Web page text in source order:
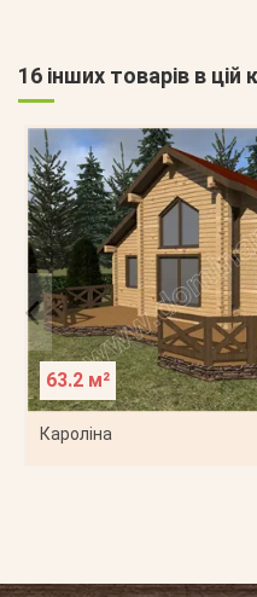
16 інших товарів в цій
63.2 м²
Кароліна